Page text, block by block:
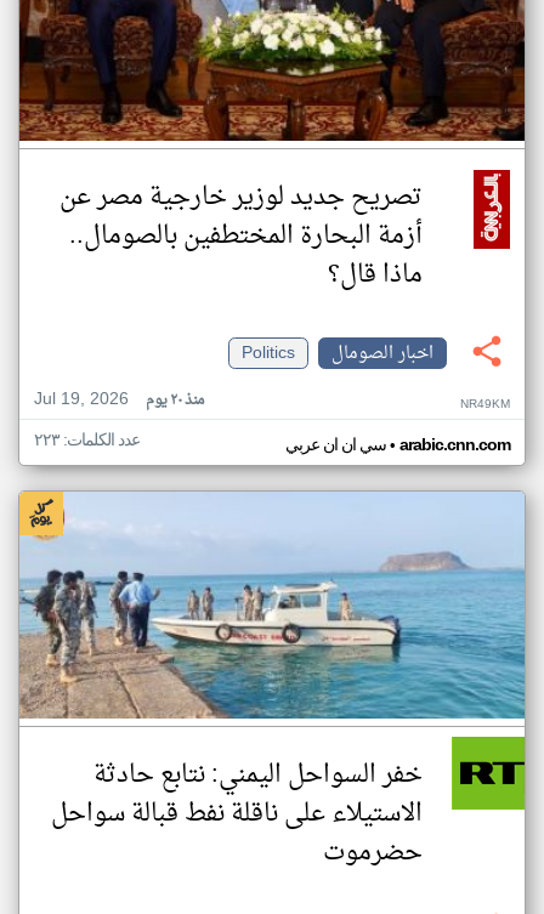
تصريح جديد لوزير خارجية مصر عن
أزمة البحارة المختطفين بالصومال..
ماذا قال؟
اخبار الصومال
Politics
Jul 19, 2026
منذ ٢٠ يوم NR49KM
سي ان ان عربي• arabic.cnn.com عدد الكلمات: ٢٢٣
خفر السواحل اليمني: نتابع حادثة
الاستيلاء على ناقلة نفط قبالة سواحل
حضرموت